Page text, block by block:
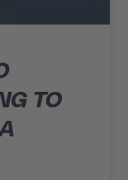
TO